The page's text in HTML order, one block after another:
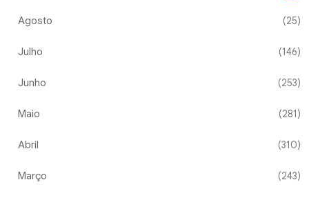
Agosto (25)
Julho (146)
Junho (253)
Maio (281)
Abril (310)
Março (243)